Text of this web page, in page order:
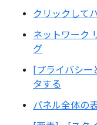
クリックして
ネットワーク
グ
[プライバシー
タする
パネル全体の